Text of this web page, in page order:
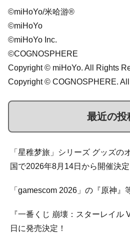
©miHoYo/米哈游®
©miHoYo
©miHoYo Inc.
©COGNOSPHERE
Copyright © miHoYo. All Rights
Copyright © COGNOSPHERE.
最近の投
「星稚梦旅」シリーズ グッズの
国で2026年8月14日から開催決定
「gamescom 2026」の『原神』
『一番くじ 崩壊：スターレイル
日に発売決定！